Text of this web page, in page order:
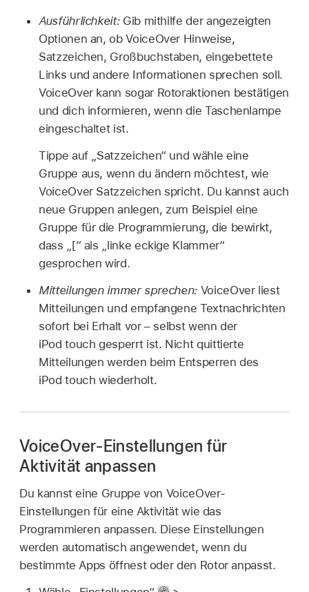
Ausführlichkeit:Gib mithilfe der angezeigten
Optionen an, ob VoiceOver Hinweise,
Satzzeichen, Großbuchstaben, eingebettete
Links und andere Informationen sprechen soll.
VoiceOver kann sogar Rotoraktionen bestätigen
und dich informieren, wenn die Taschenlampe
eingeschaltet ist.
Tippe auf „Satzzeichen“ und wähle eine
Gruppe aus, wenn du ändern möchtest, wie
VoiceOver Satzzeichen spricht. Du kannst auch
neue Gruppen anlegen, zum Beispiel eine
Gruppe für die Programmierung, die bewirkt,
dass „[“ als „linke eckige Klammer“
gesprochen wird.
Mitteilungen immer sprechen: VoiceOver liest
Mitteilungen und empfangene Textnachrichten
sofort bei Erhalt vor – selbst wenn der
iPod touch gesperrt ist. Nicht quittierte
Mitteilungen werden beim Entsperren des
iPod touch wiederholt.
VoiceOver-Einstellungen für
Aktivität anpassen
Du kannst eine Gruppe von VoiceOver-
Einstellungen für eine Aktivität wie das
Programmieren anpassen. Diese Einstellungen
werden automatisch angewendet, wenn du
bestimmte Apps öffnest oder den Rotor anpasst.